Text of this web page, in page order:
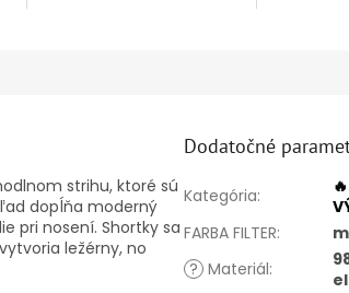
strihu, ktoré sú
dopĺňa moderný
pri nosení. Shortky sa
ležérny, no
Dodatočné
Kategória:
FARBA FILTER:
? Materiál: